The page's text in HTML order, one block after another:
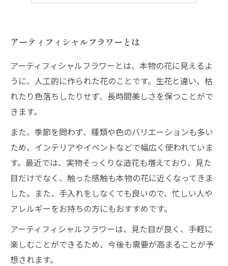
アーティフィシャルフラワーとは
アーティフィシャルフラワーとは、本物の花に見えるよ
うに、人工的に作られた花のことです。生花と違い、枯
れたり色落ちしたりせず、長時間美しさを保つことがで
きます。
また、季節を問わず、種類や色のバリエーションも多い
ため、インテリアやイベントなどで幅広く使われていま
す。最近では、実物そっくりな造花も増えており、見た
目だけでなく、触った感触も本物の花に近くなってきま
した。また、手入れをしなくても良いので、忙しい人や
アレルギーをお持ちの方にもおすすめです。
アーティフィシャルフラワーは、見た目が良く、手軽に
楽しむことができるため、今後も需要が高まることが予
想されます。